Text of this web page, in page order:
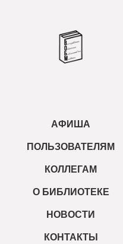
АФИША
ПОЛЬЗОВАТЕЛЯМ
КОЛЛЕГАМ
О БИБЛИОТЕКЕ
НОВОСТИ
КОНТАКТЫ